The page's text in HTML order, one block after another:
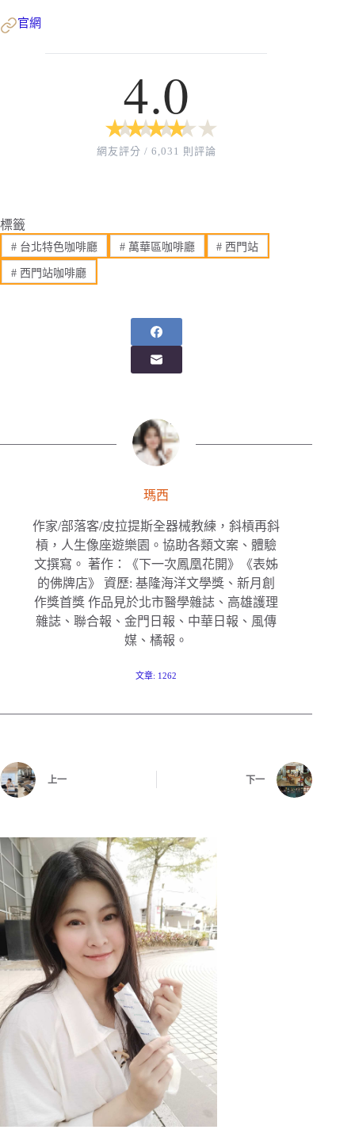
官網
4.0
★
★ ★
★ ★
★ ★
★ ★
★
網友評分 / 6,031 則評論
標籤
#台北特色咖啡廳 #萬華區咖啡廳 # 西門站
#西門站咖啡廳
瑪西
作家/部落客/皮拉提斯全器械教練，斜槓再斜
槓，人生像座遊樂園。協助各類文案、體驗
文撰寫。 著作：《下一次鳳凰花開》《表姊
的佛牌店》 資歷: 基隆海洋文學獎、新月創
作獎首獎 作品見於北市醫學雜誌、高雄護理
雜誌、聯合報、金門日報、中華日報、風傳
媒、橘報。
文章: 1262
上一 下一